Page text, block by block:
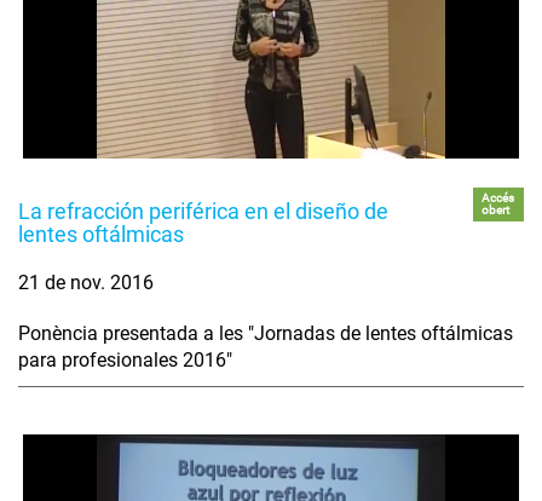
La refracción periférica en el diseño de
lentes oftálmicas
Accés
obert
21 de nov. 2016
Ponència presentada a les "Jornadas de lentes oftálmicas
para profesionales 2016"